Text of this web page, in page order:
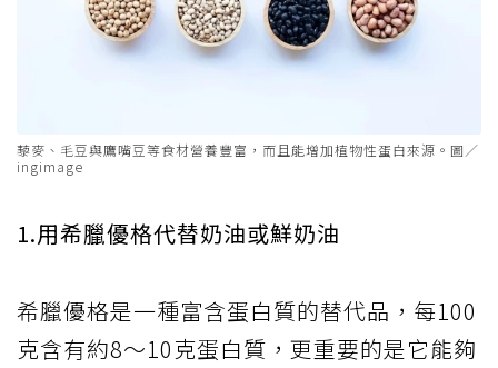
藜麥、毛豆與鷹嘴豆等食材營養豐富，而且能增加植物性蛋白來源。圖／
ingimage
1.用希臘優格代替奶油或鮮奶油
希臘優格是一種富含蛋白質的替代品，每100
克含有約8～10克蛋白質，更重要的是它能夠